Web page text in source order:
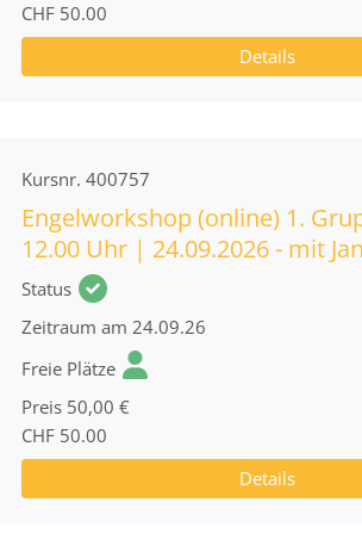
CHF 50.00
Details
Kursnr. 400757
Engelworkshop (online) 1.
12.00 Uhr | 24.09.2026 - mit
Status
Zeitraum am 24.09.26
Freie Plätze
Preis 50,00 €
CHF 50.00
Details